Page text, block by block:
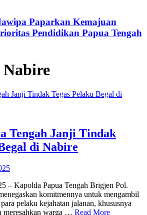
Paparkan Kemajuan
Pendidikan Papua Tengah
Nabire
Tengah Janji Tindak
di Nabire
– Kapolda Papua Tengah Brigjen Pol.
komitmennya untuk mengambil
pelaku kejahatan jalanan, khususnya
meresahkan warga … Read More